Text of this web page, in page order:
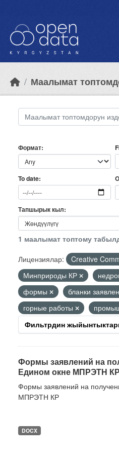
Маалымат
Формат
To date
Тапшырык кыл
1 маалымат топтому
Лицензиялар:
Creative
Минприроды КР
формы
бланки
горные работы
Фильтрдин
Формы заявлений на
Едином окне МПРЭТН КР
Формы заявлений на
МПРЭТН КР
DOCX